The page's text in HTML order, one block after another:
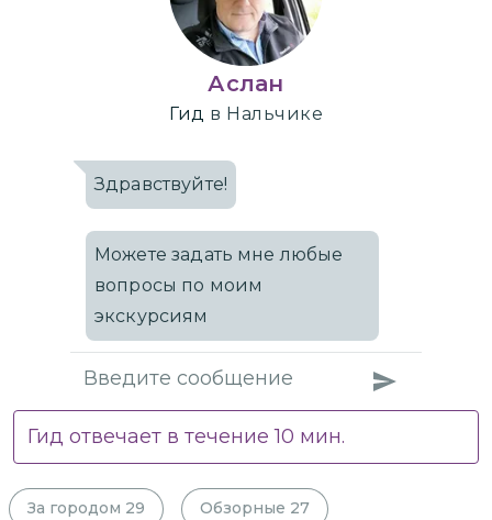
Аслан
Гид в Нальчике
Здравствуйте!
Можете задать мне любые
вопросы по моим
экскурсиям
Гид отвечает в течение10 мин.
За городом 29 Обзорные 27